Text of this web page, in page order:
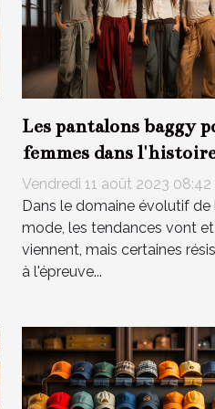
Les pantalons baggy
femmes dans
la mode
Vendredi 11 août 2023 08:42
Dans le domaine évolutif de
mode, les tendances vont et
viennent, mais certaines
à l'épreuve...